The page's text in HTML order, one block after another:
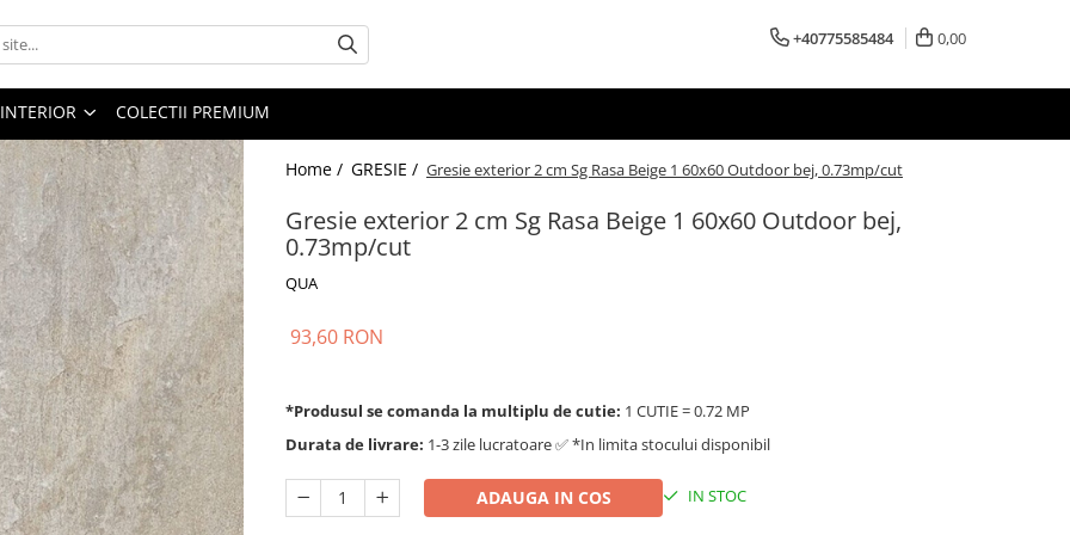
+40775585484 0,00
COLECTII PREMIUM
Home / GRESIE / Gresie exterior 2 cm Sg Rasa Beige 1 60x60 Outdoor bej, 0.73mp/cut
Gresie exterior 2 cm Sg Rasa Beige 1 60x60 Outdoor bej,
0.73mp/cut
QUA
93,60 RON
*Produsul se comanda la multiplu de cutie: 1 CUTIE = 0.72 MP
Durata de livrare: 1-3 zile lucratoare ✅ *In limita stocului disponibil
ADAUGA IN COS IN STOC